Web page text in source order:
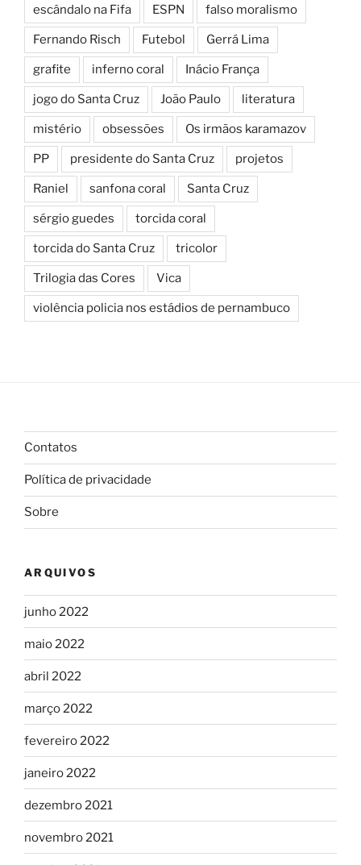
escândalo na Fifa ESPN falso moralismo
Fernando Risch Futebol Gerrá Lima
grafite inferno coral Inácio França
jogo do Santa Cruz João Paulo literatura
mistério obsessões Os irmãos karamazov
PP presidente do Santa Cruz projetos
Raniel sanfona coral Santa Cruz
sérgio guedes torcida coral
torcida do Santa Cruz tricolor
Trilogia das Cores Vica
violência policia nos estádios de pernambuco
Contatos
Política de privacidade
Sobre
ARQUIVOS
junho 2022
maio 2022
abril 2022
março 2022
fevereiro 2022
janeiro 2022
dezembro 2021
novembro 2021